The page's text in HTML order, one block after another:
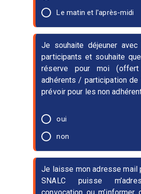
Le matin et l'après-midi
Je souhaite déjeuner
participants et souhaite
réserve pour moi
adhérents / participation de
prévoir pour les non
oui
non
Je laisse mon adresse mail
SNALC puisse